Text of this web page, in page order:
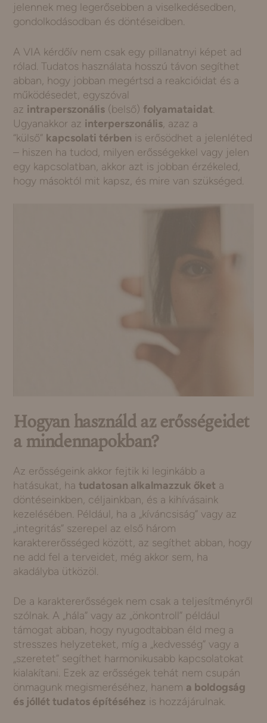
jelennek meg legerősebben a viselkedésedben,
gondolkodásodban és döntéseidben.
A VIA kérdőív nem csak egy pillanatnyi képet ad
rólad. Tudatos használata hosszú távon segíthet
abban, hogy jobban megértsd a reakcióidat és a
működésedet, egyszóval
az intraperszonális (belső) folyamataidat
Ugyanakkor az interperszonális , azaz a
“külső” kapcsolati térben is erősödhet a jelenléted
– hiszen ha tudod, milyen erősségekkel vagy jelen
egy kapcsolatban, akkor azt is jobban érzékeled,
hogy másoktól mit kapsz, és mire van szükséged.
Hogyan használd az erősségeidet
a mindennapokban?
Az erősségeink akkor fejtik ki leginkább a
hatásukat, hatudatosan alkalmazzuk őket a
döntéseinkben, céljainkban, és a kihívásaink
kezelésében. Például, ha a „kíváncsiság” vagy az
„integritás” szerepel az első három
karaktererősséged között, az segíthet abban, hogy
ne add fel a terveidet, még akkor sem, ha
akadályba ütközöl.
De a karaktererősségek nem csak a teljesítményről
szólnak. A „hála” vagy az „önkontroll” például
támogat abban, hogy nyugodtabban éld meg a
stresszes helyzeteket, míg a „kedvesség” vagy a
„szeretet” segíthet harmonikusabb kapcsolatokat
kialakítani. Ezek az erősségek tehát nem csupán
önmagunk megismeréséhez, hanem a boldogság
és jóllét tudatos építéséhez is hozzájárulnak.